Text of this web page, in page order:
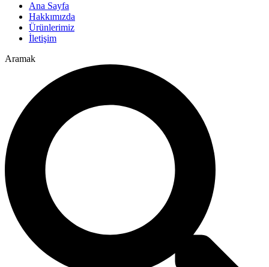
Ana Sayfa
Hakkımızda
Ürünlerimiz
İletişim
Aramak